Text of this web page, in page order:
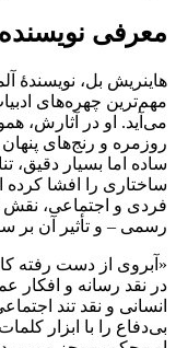
معرفی نویسنده
هاینریش بل، نویسندهٔ
مهم‌ترین چهره‌های
می‌آید. او در آثارش،
روزمره و رنج‌های پنهان
ساده اما بسیار دقیق،
ساختاری را افشا
فردی و اجتماعی، نقش
رسمی – و تأثیر آن
«آبروی از دست رفته
در نقد رسانه و افکار
انسانی و نقد تند
بی‌دفاع را با ابزار